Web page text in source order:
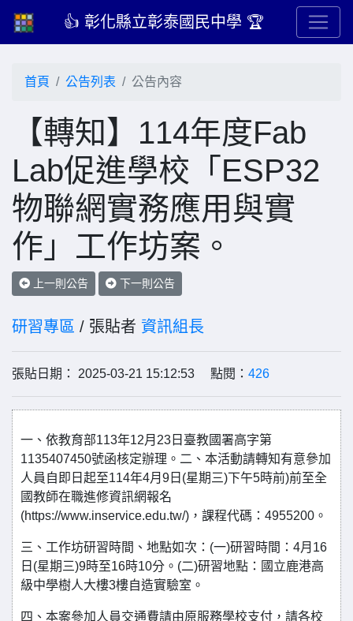
👍 彰化縣立彰泰國民中學 🏆
首頁 公告列表 公告內容
【轉知】114年度Fab
Lab促進學校「ESP32
物聯網實務應用與實
作」工作坊案。
上一則公告 下一則公告
研習專區 / 張貼者 資訊組長
張貼日期： 2025-03-21 15:12:53 點閱： 426
一、依教育部113年12月23日臺教國署高字第
1135407450號函核定辦理。二、本活動請轉知有意參加
人員自即日起至114年4月9日(星期三)下午5時前)前至全
國教師在職進修資訊網報名
(https://www.inservice.edu.tw/)，課程代碼：4955200。
三、工作坊研習時間、地點如次：(一)研習時間：4月16
日(星期三)9時至16時10分。(二)研習地點：國立鹿港高
級中學樹人大樓3樓自造實驗室。
四、本案參加人員交通費請由原服務學校支付，請各校